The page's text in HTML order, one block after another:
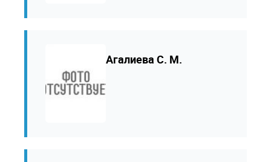
Агалиева С. М.